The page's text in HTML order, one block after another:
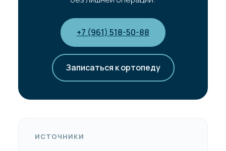
+7 (961) 518-50-88
Записаться к ортопеду
ИСТОЧНИКИ